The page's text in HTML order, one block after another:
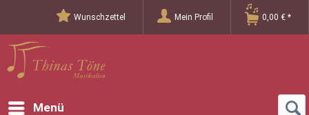
Wunschzettel Mein Profil 0,00 € *
Menü